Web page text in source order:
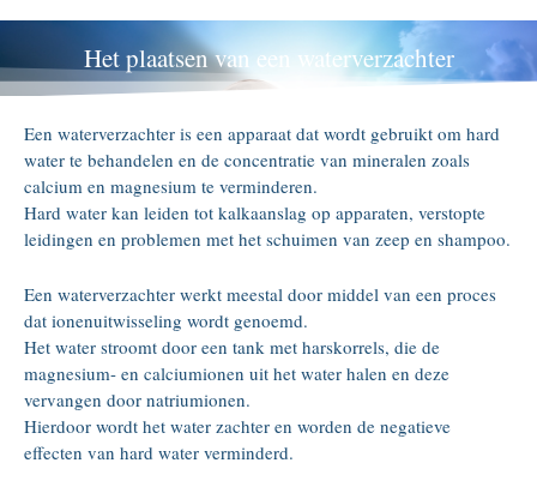
Het plaatsen van een waterverzachter
Een waterverzachter is een apparaat dat wordt gebruikt om hard
water te behandelen en de concentratie van mineralen zoals
calcium en magnesium te verminderen.
Hard water kan leiden tot kalkaanslag op apparaten, verstopte
leidingen en problemen met het schuimen van zeep en shampoo.
Een waterverzachter werkt meestal door middel van een proces
dat ionenuitwisseling wordt genoemd.
Het water stroomt door een tank met harskorrels, die de
magnesium- en calciumionen uit het water halen en deze
vervangen door natriumionen.
Hierdoor wordt het water zachter en worden de negatieve
effecten van hard water verminderd.